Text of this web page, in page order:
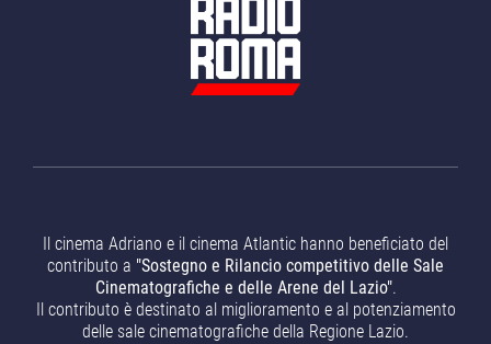
Il cinema Adriano e il cinema Atlantic hanno beneficiato del
contributo a "Sostegno e Rilancio competitivo delle Sale
Cinematografiche e delle Arene del Lazio".
Il contributo è destinato al miglioramento e al potenziamento
delle sale cinematografiche della Regione Lazio.